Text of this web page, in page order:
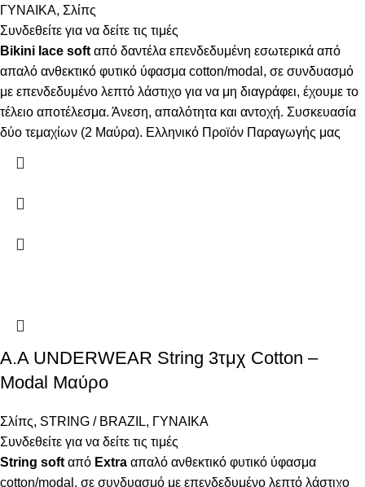
ΓΥΝΑΙΚΑ, Σλίπς
Συνδεθείτε για να δείτε τις τιμές
Bikini lace soft από δαντέλα επενδεδυμένη εσωτερικά από
απαλό ανθεκτικό φυτικό ύφασμα cotton/modal, σε συνδυασμό
με επενδεδυμένο λεπτό λάστιχο για να μη διαγράφει, έχουμε το
τέλειο αποτέλεσμα. Άνεση, απαλότητα και αντοχή. Συσκευασία
δύο τεμαχίων (2 Μαύρα). Ελληνικό Προϊόν Παραγωγής μας
Α.A UNDERWEAR String 3τμχ Cotton –
Modal Μαύρο
Σλίπς, STRING / BRAZIL, ΓΥΝΑΙΚΑ
Συνδεθείτε για να δείτε τις τιμές
String soft από Extra απαλό ανθεκτικό φυτικό ύφασμα
cotton/modal, σε συνδυασμό με επενδεδυμένο λεπτό λάστιχο